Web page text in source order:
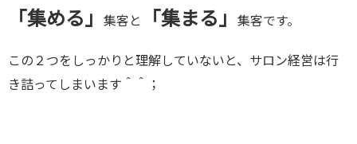
「集める」 集客と 「集まる」 集客です。
この２つをしっかりと理解していないと、サロン経営は行
き詰ってしまいます＾＾；